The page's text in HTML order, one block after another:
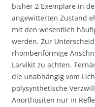
bisher 2 Exemplare in
angewitterten Zustand
mit den wesentlich
werden. Zur
rhombenförmige
Larvikit zu achten.
die unabhängig vom
polysynthetische
Anorthositen nur in